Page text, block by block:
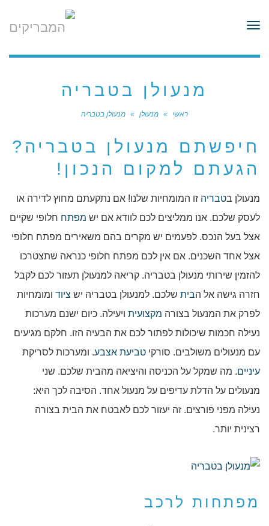
תפריט
מנעולן בטבריה
ראשי » מנעולן » מנעולן בטבריה
חיפשתם מנעולן בטבריה?
הגעתם למקום הנכון!
מנעולן בטבריה זו המומחיות שלנו! אם נתקעתם מחוץ לדירה או
לעסק שלכם. אנו ממליצים לכם לוודא אם יש מפתח חלופי שקיים
אצל בעל הנכס. לפעמים יש מקרים בהם משאירים מפתח חלופי
אצל אחד השכנים. אם אין לכם מפתח חלופי כנראה שתצטרכו
להזמין שירותי מנעולן בטבריה. קריאה למנעולן תעזור לכם לקבל
חזרה גישה אל הבית שלכם. למנעולן בטבריה יש ציוד ומומחיות
לפרק את המנעול בצורה מקצועית ויעילה. כיום ישנם מערכות
נעילה חכמות שיכולות לפתור לכם את הבעיה הזו. חלקם מגיעים
עם מנעולים משולבים. סורקי טביעת אצבע. ומערכות לסריקת
עיניים. מה שמקל על הכניסה והיציאה מהבית שלכם. שני
מנעולים על הדלת עדיפים על מנעול אחד. הסיבה לכך היא:
נעילה מפני פורצים. זה יעזור לכם לאבטח את הבית בצורה
רצינית יותר.
מפתחות לרכב